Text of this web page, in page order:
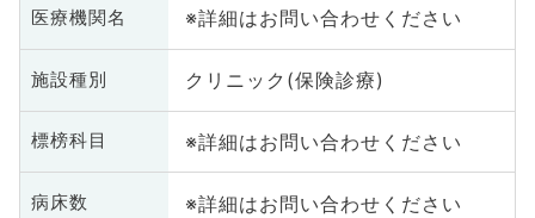
医療機関名 ※詳細はお問い合わせください
施設種別 クリニック(保険診療)
標榜科目 ※詳細はお問い合わせください
病床数 ※詳細はお問い合わせください